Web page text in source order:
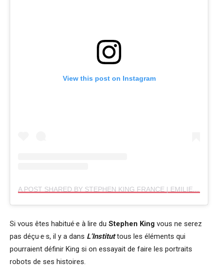
View this post on Instagram
A POST SHARED BY STEPHEN KING FRANCE | EMILIE (@STEPHENKINGFR)
Si vous êtes habitué·e à lire du Stephen King vous ne serez
pas déçu·e·s, il y a dans L’Instituttous les éléments qui
pourraient définir King si on essayait de faire les portraits
robots de ses histoires.